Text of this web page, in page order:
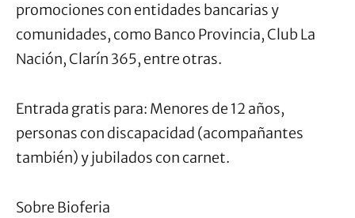
promociones con entidades bancarias y
comunidades, como Banco Provincia, Club La
Nación, Clarín 365, entre otras.
Entrada gratis para: Menores de 12 años,
personas con discapacidad (acompañantes
también) y jubilados con carnet.
Sobre Bioferia